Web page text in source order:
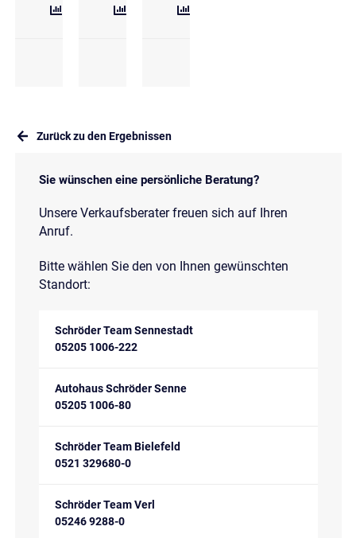
Zurück zu den Ergebnissen
Sie wünschen eine persönliche Beratung?
Unsere Verkaufsberater freuen sich auf Ihren
Anruf.
Bitte wählen Sie den von Ihnen gewünschten
Standort:
Schröder Team Sennestadt
05205 1006-222
Autohaus Schröder Senne
05205 1006-80
Schröder Team Bielefeld
0521 329680-0
Schröder Team Verl
05246 9288-0